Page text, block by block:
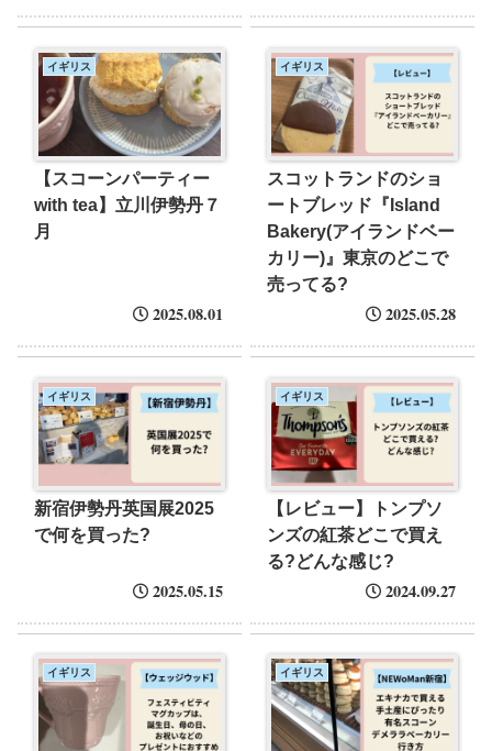
イギリス
【スコーンパーティー
with tea】立川伊勢丹７
月
2025.08.01
イギリス
スコットランドのショ
ートブレッド『Island
Bakery(アイランドベー
カリー)』東京のどこで
売ってる?
2025.05.28
イギリス
新宿伊勢丹英国展2025
で何を買った?
2025.05.15
イギリス
【レビュー】トンプソ
ンズの紅茶どこで買え
る?どんな感じ?
2024.09.27
イギリス イギリス